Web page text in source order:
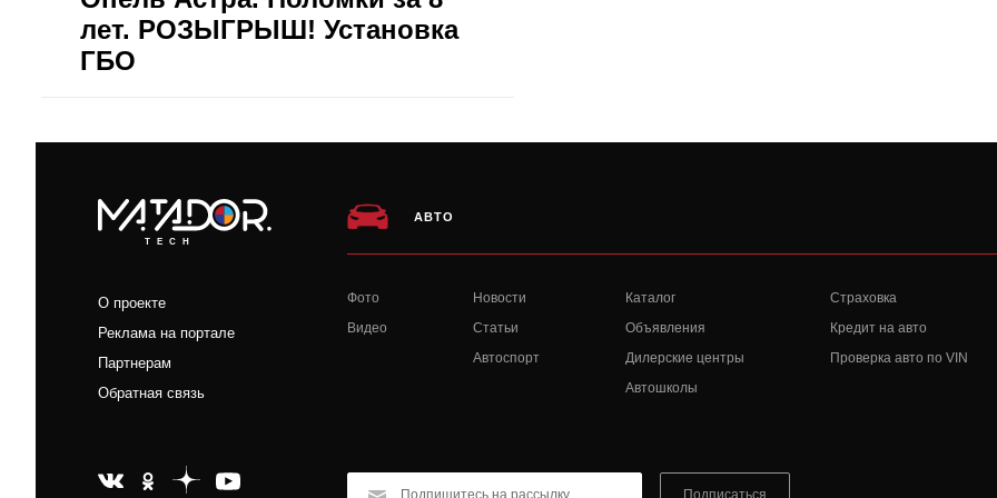
лет. РОЗЫГРЫШ! Установка
ГБО
TECH
О проекте
Реклама на портале
Партнерам
Обратная связь
АВТО
Фото
Видео
Новости
Статьи
Автоспорт
Каталог
Объявления
Дилерские центры
Автошколы
Страховка
Кредит на авто
Проверка авто по VIN
Подписаться